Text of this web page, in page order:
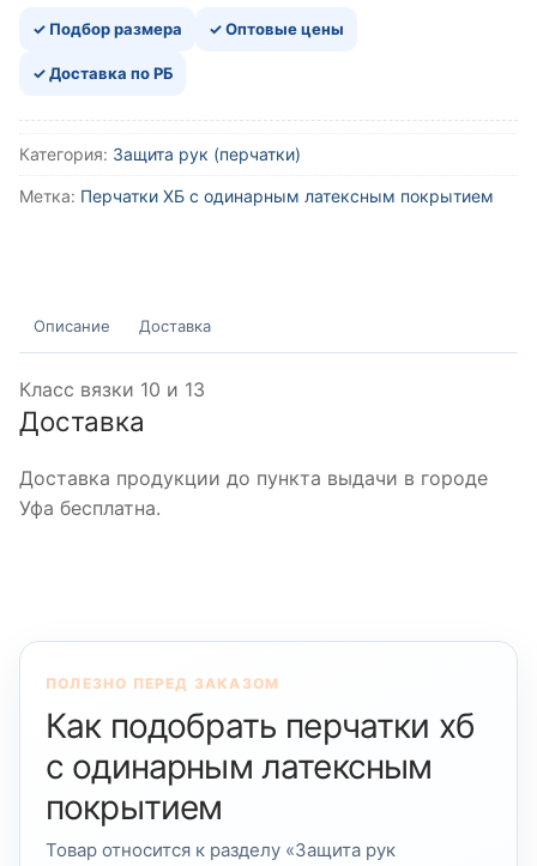
✓ Подбор размера ✓ Оптовые цены
✓ Доставка по РБ
Категория: Защита рук (перчатки)
Метка: Перчатки ХБ с одинарным латексным покрытием
Описание Доставка
Класс вязки 10 и 13
Доставка
Доставка продукции до пункта выдачи в городе
Уфа бесплатна.
ПОЛЕЗНО ПЕРЕД ЗАКАЗОМ
Как подобрать перчатки хб
с одинарным латексным
покрытием
Товар относится к разделу «Защита рук